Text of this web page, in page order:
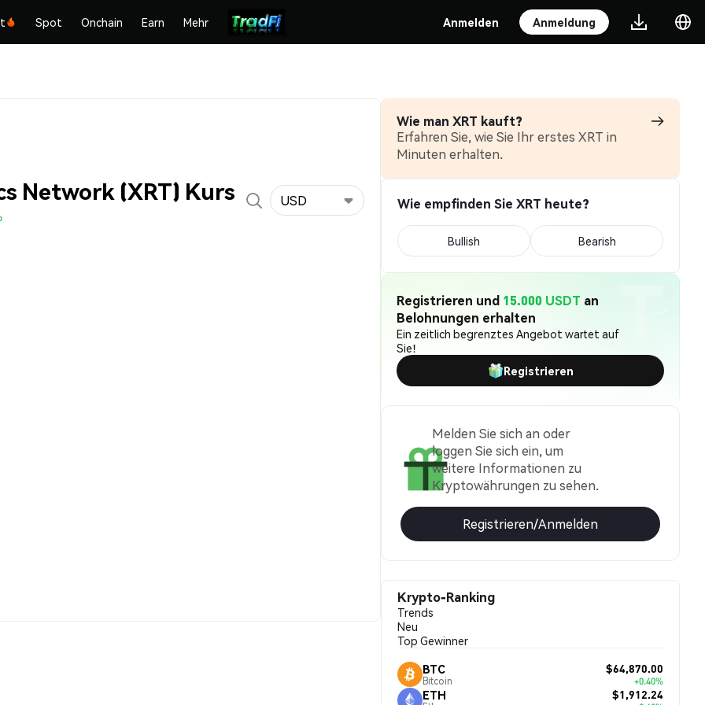
Spot Onchain Earn Mehr Anmelden Anmeldung
Network (XRT) Kurs USD
Wie man XRT kauft?
Erfahren Sie, wie Sie Ihr erstes XRT in
Minuten erhalten.
Wie empfinden Sie XRT heute?
Bullish Bearish
Registrieren und 15.000 USDT an
Belohnungen erhalten
Ein zeitlich begrenztes Angebot wartet auf
Sie!
Registrieren
Melden Sie sich an oder
loggen Sie sich ein, um
weitere Informationen zu
Kryptowährungen zu sehen.
Registrieren/Anmelden
Krypto-Ranking
Trends
Neu
Top Gewinner
BTC
Bitcoin
$64,870.00
+0.40%
ETH $1,912.24